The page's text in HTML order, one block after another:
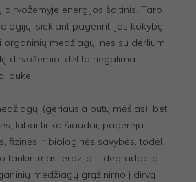
dirvožemyje energijos šaltinis. Tarp
siekiant pagerinti jos kokybę,
medžiagų, nes su derliumi
dirvožemio, dėl to negalima
lauke.
(geriausia būtų mėšlas), bet
labai tinka šiaudai, pagerėja
fizinės ir biologinės savybės, todėl
tankinimas, erozija ir degradacija.
medžiagų grąžinimo į dirvą